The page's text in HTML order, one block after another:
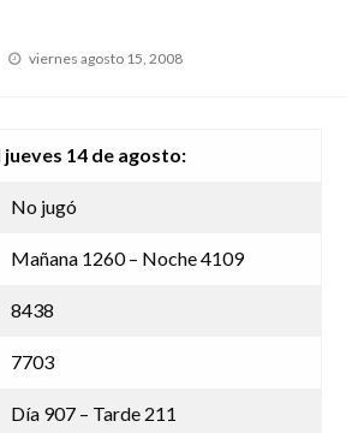
Publicado
viernes agosto 15, 2008
14 de agosto:
No jugó
Mañana 1260 – Noche 4109
8438
7703
Día 907 – Tarde 211